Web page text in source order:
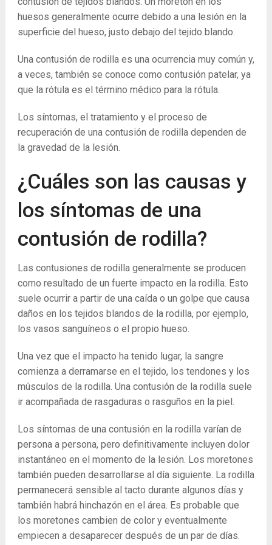
huesos generalmente ocurre debido a una lesión en la
superficie del hueso, justo debajo del tejido blando.
Una contusión de rodilla es una ocurrencia muy común y,
a veces, también se conoce como contusión patelar, ya
que la rótula es el término médico para la rótula.
Los síntomas, el tratamiento y el proceso de
recuperación de una contusión de rodilla dependen de
la gravedad de la lesión.
¿Cuáles son las causas y
los síntomas de una
contusión de rodilla?
Las contusiones de rodilla generalmente se producen
como resultado de un fuerte impacto en la rodilla. Esto
suele ocurrir a partir de una caída o un golpe que causa
daños en los tejidos blandos de la rodilla, por ejemplo,
los vasos sanguíneos o el propio hueso.
Una vez que el impacto ha tenido lugar, la sangre
comienza a derramarse en el tejido, los tendones y los
músculos de la rodilla. Una contusión de la rodilla suele
ir acompañada de rasgaduras o rasguños en la piel.
Los síntomas de una contusión en la rodilla varían de
persona a persona, pero definitivamente incluyen dolor
instantáneo en el momento de la lesión. Los moretones
también pueden desarrollarse al día siguiente. La rodilla
permanecerá sensible al tacto durante algunos días y
también habrá hinchazón en el área. Es probable que
los moretones cambien de color y eventualmente
empiecen a desaparecer después de un par de días.